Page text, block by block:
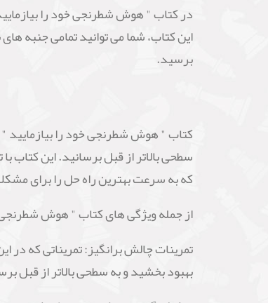
در کتاب " هوش شطرنجی خود را
این کتاب، شما می توانید تمامی جنبه
برسید.
کتاب " هوش شطرنجی خود را بیازمایید
سطحی بالاتر از قبل برسانید. این کتاب
که به سرعت بهترین راه حل را برای
از جمله ویژگی های کتاب " هوش شطرنجی
تمرینات چالش برانگیز: تمریناتی که
بهبود بخشید و به سطحی بالاتر از قبل